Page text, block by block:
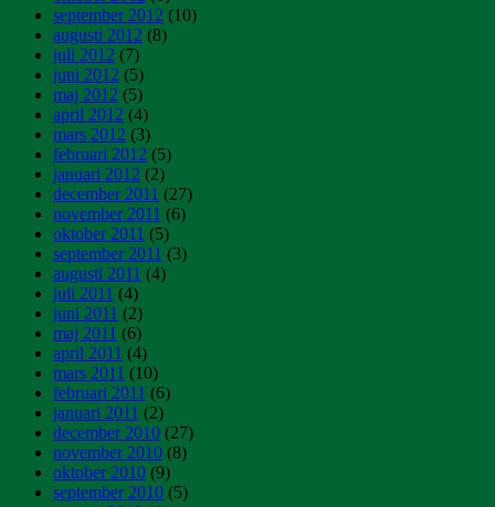
september 2012 (10)
augusti 2012 (8)
juli 2012 (7)
juni 2012 (5)
maj 2012 (5)
april 2012 (4)
mars 2012 (3)
februari 2012 (5)
januari 2012 (2)
december 2011 (27)
november 2011 (6)
oktober 2011 (5)
september 2011 (3)
augusti 2011 (4)
juli 2011 (4)
juni 2011 (2)
maj 2011 (6)
april 2011 (4)
mars 2011 (10)
februari 2011 (6)
januari 2011 (2)
december 2010 (27)
november 2010 (8)
oktober 2010 (9)
september 2010 (5)